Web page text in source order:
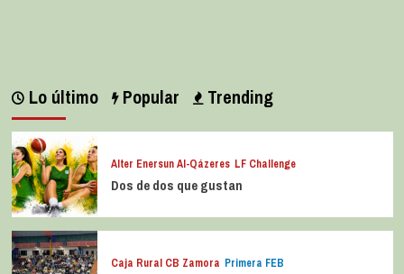
Lo último Popular Trending
Alter Enersun Al-Qázeres LF Challenge
Dos de dos que gustan
Caja Rural CB Zamora Primera FEB